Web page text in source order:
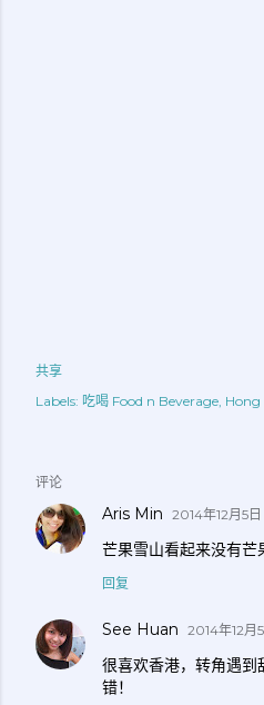
共享
Labels: 吃喝 Food n Beverage Hong
评论
Aris Min 2014年12月5日
芒果雪山看起来没有
回复
See Huan 2014年12月
很喜欢香港，转角遇到
错！